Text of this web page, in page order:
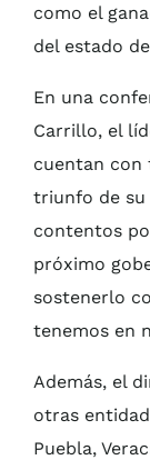
como el
del estado
En una
Carrillo, el
cuentan con
triunfo de su
contentos
próximo
sostenerlo
tenemos en
Además, el
otras
Puebla,